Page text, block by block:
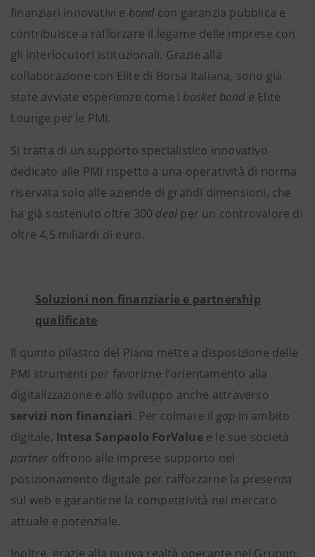
finanziari innovativi e bond con garanzia pubblica e
contribuisce a rafforzare il legame delle imprese con
gli interlocutori istituzionali. Grazie alla
collaborazione con Elite di Borsa Italiana, sono già
state avviate esperienze come i basket bond e Elite
Lounge per le PMI.
Si tratta di un supporto specialistico innovativo
dedicato alle PMI rispetto a una operatività di norma
riservata solo alle aziende di grandi dimensioni, che
ha già sostenuto oltre 300 deal per un controvalore di
oltre 4,5 miliardi di euro.
Soluzioni non finanziarie e partnership
qualificate
Il quinto pilastro del Piano mette a disposizione delle
PMI strumenti per favorirne l’orientamento alla
digitalizzazione e allo sviluppo anche attraverso
servizi non finanziari. Per colmare il gap in ambito
digitale, Intesa Sanpaolo ForValuee le sue società
partneroffrono alle imprese supporto nel
posizionamento digitale per rafforzarne la presenza
sul web e garantirne la competitività nel mercato
attuale e potenziale.
Inoltre, grazie alla nuova realtà operante nel Gruppo,